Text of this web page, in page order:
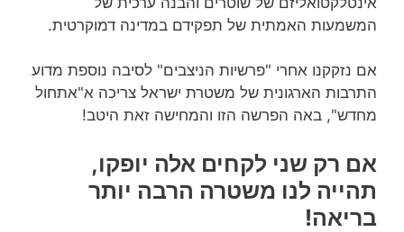
המשמעות האמתית של תפקידם במדינה דמוקרטית.
אם נזקקנו אחרי "פרשיות הניצבים" לסיבה נוספת מדוע
התרבות הארגונית של משטרת ישראל צריכה א"אתחול
מחדש", באה הפרשה הזו והמחישה זאת היטב!
אם רק שני לקחים אלה יופקו,
תהייה לנו משטרה הרבה יותר
בריאה!